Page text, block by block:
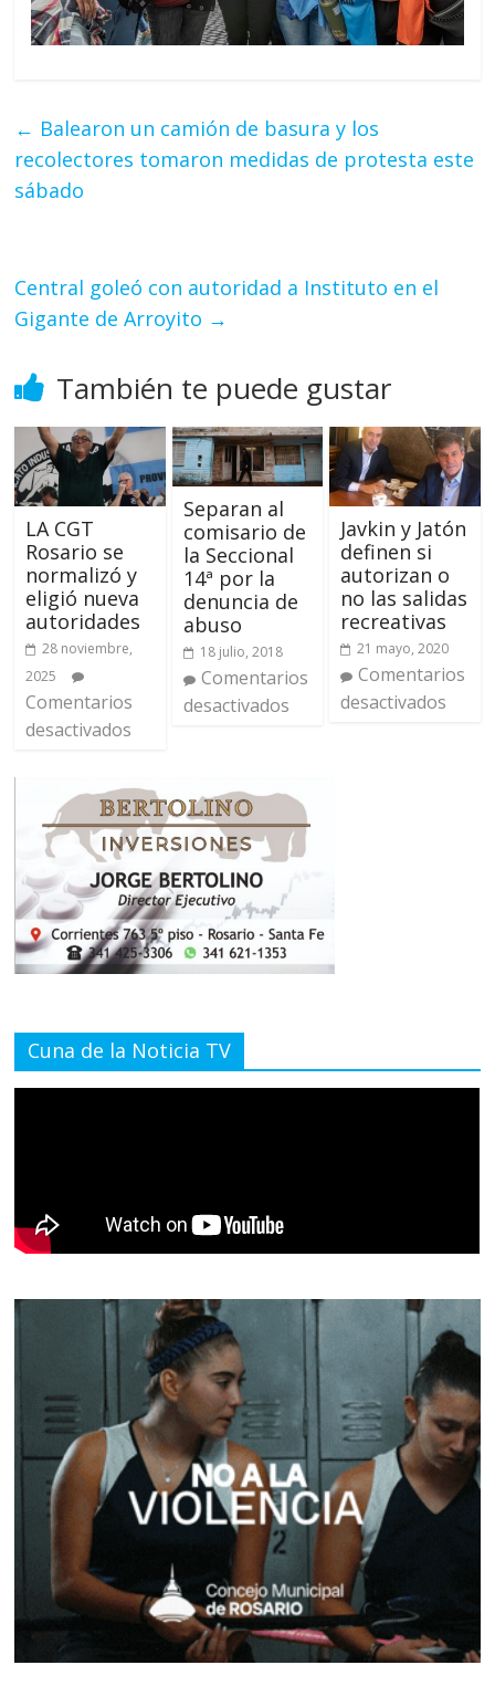
← Balearon un camión de basura y los
recolectores tomaron medidas de protesta este
sábado
Central goleó con autoridad a Instituto en el
Gigante de Arroyito →
También te puede gustar
LA CGT
Rosario se
normalizó y
eligió nueva
autoridades
28 noviembre,
2025
Comentarios
desactivados
Separan al
comisario de
la Seccional
14ª por la
denuncia de
abuso
18 julio, 2018
Comentarios
desactivados
Javkin y Jatón
definen si
autorizan o
no las salidas
recreativas
21 mayo, 2020
Comentarios
desactivados
Cuna de la Noticia TV